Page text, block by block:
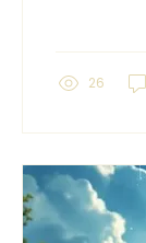
intérieur.
26